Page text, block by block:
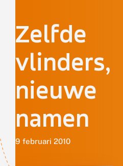
Zelfde
vlinders,
nieuwe
namen
9 februari 2010